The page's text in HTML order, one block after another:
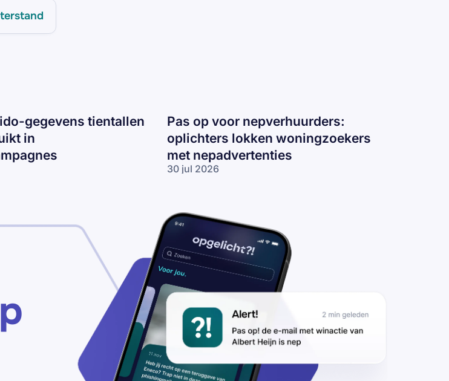
gegevens tientallen
in
Pas op voor nepverhuurders:
oplichters lokken woningzoekers
met nepadvertenties
30 jul 2026
lokken
woningzoekers
nepadvertenties